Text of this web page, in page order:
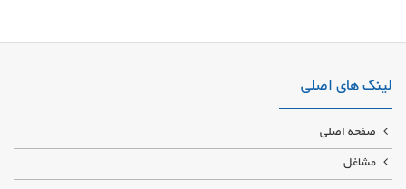
پلیمری داخلی و وارداتی - محصولات پتروشیمی و صنایع داخلی بصورت حواله های
لینک های اصلی
صفحه اصلی
مشاغل